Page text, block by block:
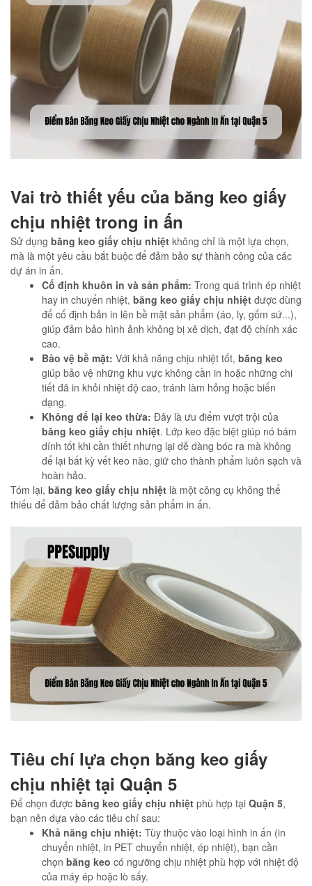
Vai trò thiết yếu của băng keo giấy
chịu nhiệt trong in ấn
Sử dụng băng keo giấy chịu nhiệt không chỉ là một lựa chọn,
mà là một yêu cầu bắt buộc để đảm bảo sự thành công của các
dự án in ấn.
Cố định khuôn in và sản phẩm: Trong quá trình ép nhiệt
hay in chuyển nhiệt, băng keo giấy chịu nhiệt được dùng
để cố định bản in lên bề mặt sản phẩm (áo, ly, gốm sứ...),
giúp đảm bảo hình ảnh không bị xê dịch, đạt độ chính xác
cao.
Bảo vệ bề mặt: Với khả năng chịu nhiệt tốt, băng keo
giúp bảo vệ những khu vực không cần in hoặc những chi
tiết đã in khỏi nhiệt độ cao, tránh làm hỏng hoặc biến
dạng.
Không để lại keo thừa: Đây là ưu điểm vượt trội của
băng keo giấy chịu nhiệt. Lớp keo đặc biệt giúp nó bám
dính tốt khi cần thiết nhưng lại dễ dàng bóc ra mà không
để lại bất kỳ vết keo nào, giữ cho thành phẩm luôn sạch và
hoàn hảo.
Tóm lại, băng keo giấy chịu nhiệt là một công cụ không thể
thiếu để đảm bảo chất lượng sản phẩm in ấn.
Tiêu chí lựa chọn băng keo giấy
chịu nhiệt tại Quận 5
Để chọn được băng keo giấy chịu nhiệt phù hợp tại Quận 5,
bạn nên dựa vào các tiêu chí sau:
Khả năng chịu nhiệt: Tùy thuộc vào loại hình in ấn (in
chuyển nhiệt, in PET chuyển nhiệt, ép nhiệt), bạn cần
chọn băng keo có ngưỡng chịu nhiệt phù hợp với nhiệt độ
của máy ép hoặc lò sấy.